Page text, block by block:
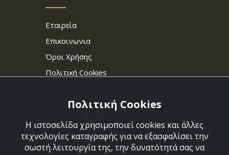
Εταιρεία
Επικοινωνια
Όροι Χρήσης
Πολιτική Cookies
Πολιτική Cookies
Η ιστοσελίδα χρησιμοποιεί cookies και άλλες
τεχνολογίες καταγραφής για να εξασφαλίσει την
σωστή λειτουργία της, την δυνατότητά σας να